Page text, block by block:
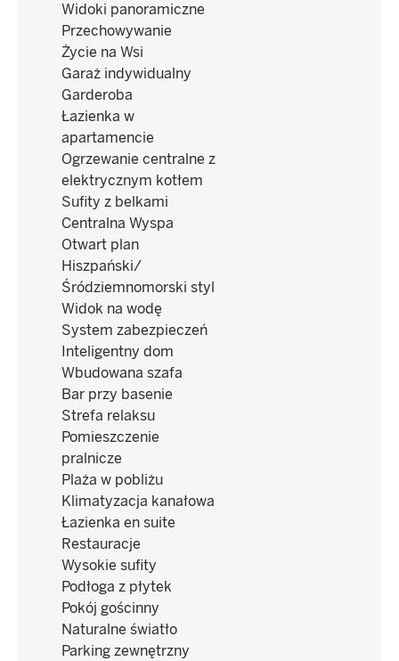
Widoki panoramiczne
Przechowywanie
Życie na Wsi
Garaż indywidualny
Garderoba
Łazienka w
apartamencie
Ogrzewanie centralne z
elektrycznym kotłem
Sufity z belkami
Centralna Wyspa
Otwart plan
Hiszpański/
Śródziemnomorski styl
Widok na wodę
System zabezpieczeń
Inteligentny dom
Wbudowana szafa
Bar przy basenie
Strefa relaksu
Pomieszczenie
pralnicze
Plaża w pobliżu
Klimatyzacja kanałowa
Łazienka en suite
Restauracje
Wysokie sufity
Podłoga z płytek
Pokój gościnny
Naturalne światło
Parking zewnętrzny